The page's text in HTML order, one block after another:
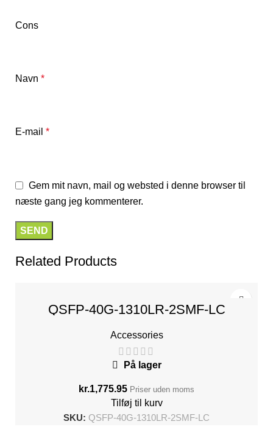
Cons
Navn *
E-mail *
Gem mit navn, mail og websted i denne browser til
næste gang jeg kommenterer.
Related Products
QSFP-40G-1310LR-2SMF-LC
Accessories
På lager
kr.1,775.95 Priser uden moms
Tilføj til kurv
SKU: QSFP-40G-1310LR-2SMF-LC